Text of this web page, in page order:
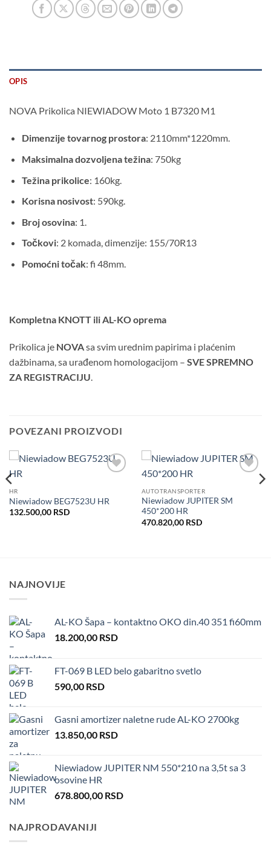
OPIS
NOVA Prikolica NIEWIADOW Moto 1 B7320 M1
Dimenzije tovarnog prostora: 2110mm*1220mm.
Maksimalna dozvoljena težina: 750kg
Težina prikolice: 160kg.
Korisna nosivost: 590kg.
Broj osovina: 1.
Točkovi: 2 komada, dimenzije: 155/70R13
Pomoćni točak: fi 48mm.
Kompletna KNOTT ili AL-KO oprema
Prikolica je NOVAsa svim urednim papirima i plaćenim
dažbinama, sa urađenom homologacijom – SVE SPREMNO
ZA REGISTRACIJU.
POVEZANI PROIZVODI
želja
HR
Niewiadow BEG7523U HR
132.500,00 RSD
AUTOTRANSPORTER
Niewiadow JUPITER SM
450*200 HR
470.820,00 RSD
NAJNOVIJE
AL-KO Šapa – kontaktno OKO din.40 351 fi60mm
18.200,00 RSD
FT-069 B LED belo gabaritno svetlo
590,00 RSD
Gasni amortizer naletne rude AL-KO 2700kg
13.850,00 RSD
Niewiadow JUPITER NM 550*210 na 3,5t sa 3
osovine HR
678.800,00 RSD
NAJPRODAVANIJI